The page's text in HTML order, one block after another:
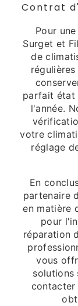
Contrat
Pour
Surget et
de
parfait état
l'année.
votre
réglage
En
partenaire
en matière
pour
réparation
vous
solutions
contacter